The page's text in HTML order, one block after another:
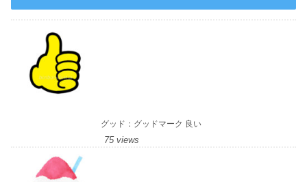
グッド：グッドマーク 良い
75 views